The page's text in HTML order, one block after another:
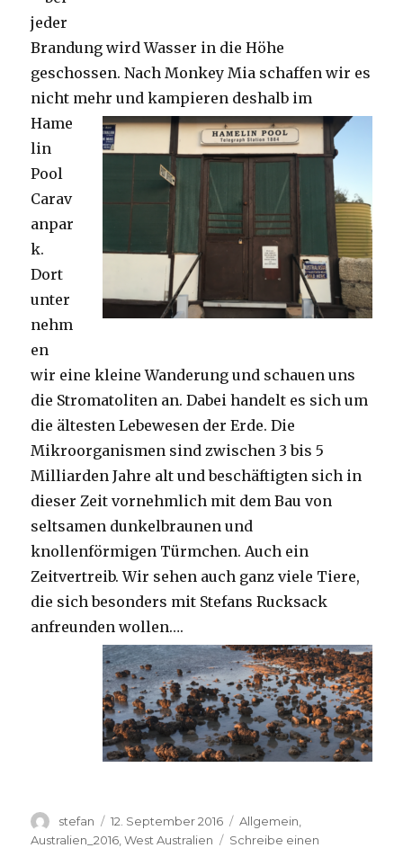
jeder
Brandung wird Wasser in die Höhe
geschossen. Nach Monkey Mia schaffen wir es
nicht mehr und kampieren deshalb im
Hame
lin
Pool
Carav
anpar
k.
Dort
unter
nehm
en
wir eine kleine Wanderung und schauen uns
die Stromatoliten an. Dabei handelt es sich um
die ältesten Lebewesen der Erde. Die
Mikroorganismen sind zwischen 3 bis 5
Milliarden Jahre alt und beschäftigten sich in
dieser Zeit vornehmlich mit dem Bau von
seltsamen dunkelbraunen und
knollenförmigen Türmchen. Auch ein
Zeitvertreib. Wir sehen auch ganz viele Tiere,
die sich besonders mit Stefans Rucksack
anfreunden wollen….
Autor
stefan
Veröffentlicht
am
12. September 2016 Kategorien
Allgemein
Australien_2016 ,West Australien
Schreibe einen